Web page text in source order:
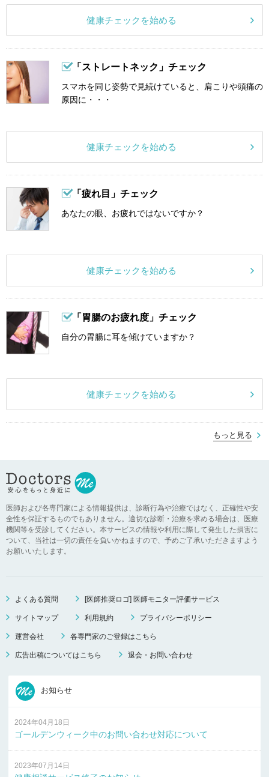
健康チェックを始める
「ストレートネック」チェック
スマホを同じ姿勢で見続けていると、肩こりや頭痛の
原因に・・・
健康チェックを始める
「疲れ目」チェック
あなたの眼、お疲れではないですか？
健康チェックを始める
「胃腸のお疲れ度」チェック
自分の胃腸に耳を傾けていますか？
健康チェックを始める
もっと見る
医師および各専門家による情報提供は、診断行為や治療ではなく、正確性や安
全性を保証するものでもありません。適切な診断・治療を求める場合は、医療
機関等を受診してください。本サービスの情報や利用に際して発生した損害に
ついて、当社は一切の責任を負いかねますので、予めご了承いただきますよう
お願いいたします。
よくある質問 [医師推奨ロゴ] 医師モニター評価サービス
サイトマップ 利用規約 プライバシーポリシー
運営会社 各専門家のご登録はこちら
広告出稿についてはこちら 退会・お問い合わせ
お知らせ
2024年04月18日
ゴールデンウィーク中のお問い合わせ対応について
2023年07月14日